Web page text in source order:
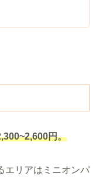
~2,600円。
エリアはミニオンパ